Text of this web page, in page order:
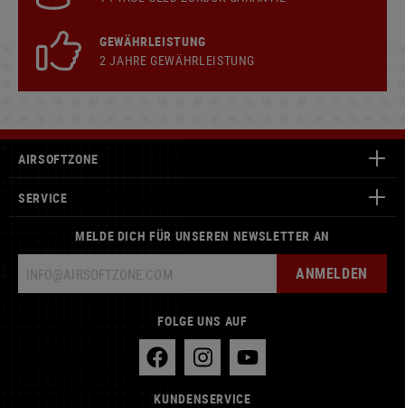
GEWÄHRLEISTUNG
2 JAHRE GEWÄHRLEISTUNG
AIRSOFTZONE
SERVICE
MELDE DICH FÜR UNSEREN NEWSLETTER AN
ANMELDEN
FOLGE UNS AUF
KUNDENSERVICE